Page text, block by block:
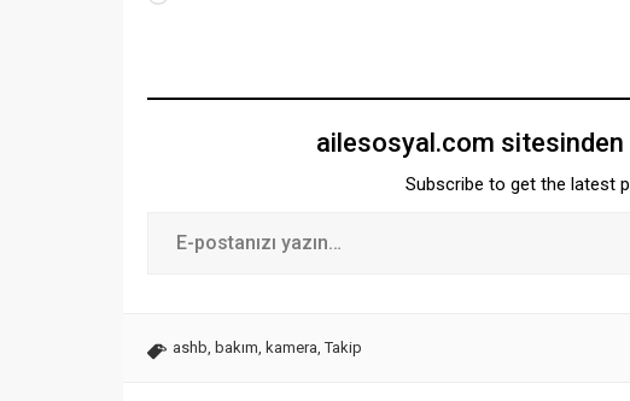
ailesosyal.com
Subscribe to get the latest
ashb, bakım, kamera,Takip